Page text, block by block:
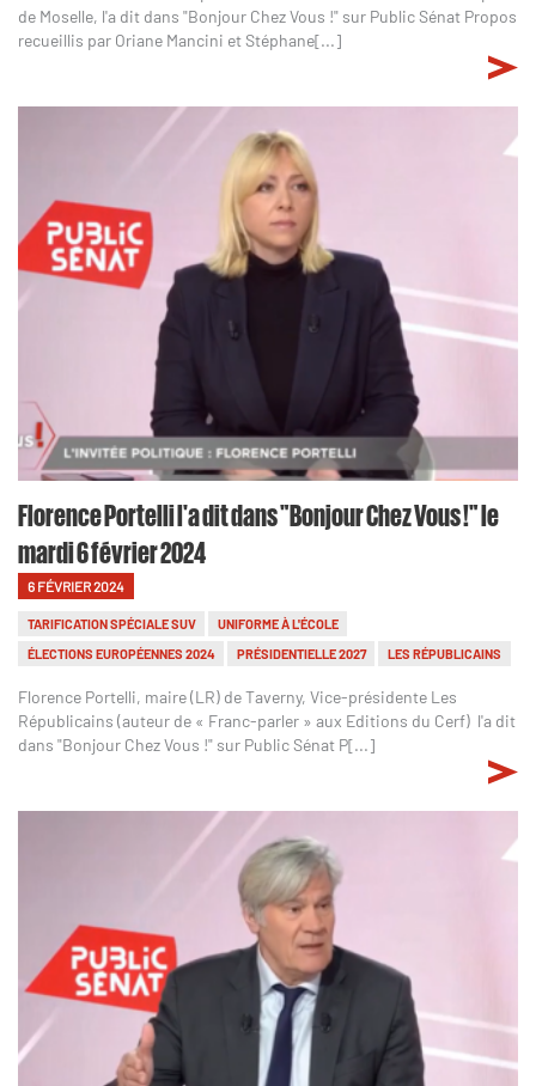
de Moselle, l'a dit dans "Bonjour Chez Vous !" sur Public Sénat Propos
recueillis par Oriane Mancini et Stéphane[...]
Florence Portelli l'a dit dans "Bonjour Chez Vous !" le
mardi 6 février 2024
6 FÉVRIER 2024
TARIFICATION SPÉCIALE SUV
UNIFORME À L'ÉCOLE
ÉLECTIONS EUROPÉENNES 2024
PRÉSIDENTIELLE 2027 LES RÉPUBLICAINS
Florence Portelli, maire (LR) de Taverny, Vice-présidente Les
Républicains (auteur de « Franc-parler » aux Editions du Cerf) l'a dit
dans "Bonjour Chez Vous !" sur Public Sénat P[...]